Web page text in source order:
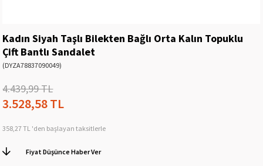
Kadın Siyah Taşlı Bilekten Bağlı Orta Kalın Topuklu
Çift Bantlı Sandalet
(DYZA78837090049)
4.439,99 TL
3.528,58 TL
358,27 TL 'den başlayan taksitlerle
Fiyat Düşünce Haber Ver